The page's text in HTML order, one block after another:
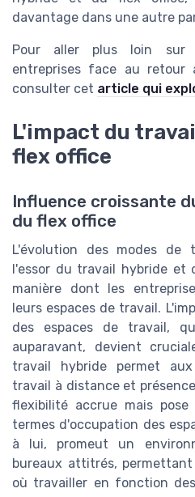
davantage dans une autre
Pour aller plus loin sur
entreprises face au retour
consulter cet article qui
L'impact du
flex office
Influence croissante
du flex office
L'évolution des modes de
l'essor du travail hybride et
manière dont les
leurs espaces de travail.
des espaces de travail,
auparavant, devient
travail hybride permet
travail à distance et
flexibilité accrue mais
termes d'occupation des
à lui, promeut un
bureaux attitrés,
où travailler en fonction